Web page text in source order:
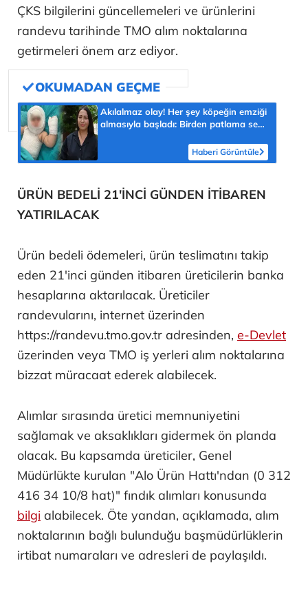
ÇKS bilgilerini güncellemeleri ve ürünlerini
randevu tarihinde TMO alım noktalarına
getirmeleri önem arz ediyor.
Akılalmaz olay! Her şey köpeğin emziği
almasıyla başladı: Birden patlama sesi
Haberi Görüntüle
ÜRÜN BEDELİ 21'İNCİ GÜNDEN İTİBAREN
YATIRILACAK
Ürün bedeli ödemeleri, ürün teslimatını takip
eden 21'inci günden itibaren üreticilerin banka
hesaplarına aktarılacak. Üreticiler
randevularını, internet üzerinden
https://randevu.tmo.gov.tr adresinden, e-Devlet
üzerinden veya TMO iş yerleri alım noktalarına
bizzat müracaat ederek alabilecek.
Alımlar sırasında üretici memnuniyetini
sağlamak ve aksaklıkları gidermek ön planda
olacak. Bu kapsamda üreticiler, Genel
Müdürlükte kurulan "Alo Ürün Hattı'ndan (0 312
416 34 10/8 hat)" fındık alımları konusunda
bilgi alabilecek. Öte yandan, açıklamada, alım
noktalarının bağlı bulunduğu başmüdürlüklerin
irtibat numaraları ve adresleri de paylaşıldı.